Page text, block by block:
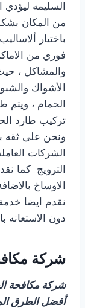
السليمه
من المكان
باختيار
فوري من
والمشاكل ،
الأشواك
الحمام ، ويتم
تركيب طارد
ونحن على ثقه
الشركات
الترويج كما
الاوساخ
نقدم ايضا
دون
شركة
شركة مكافحة
أفضل الطرق